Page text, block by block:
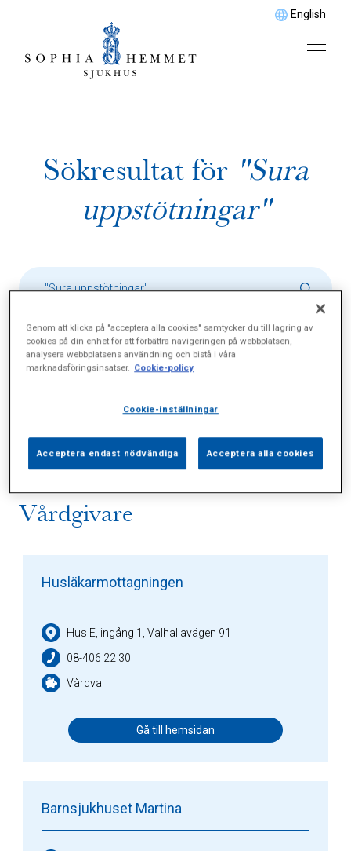
English
Sökresultat för "Sura
uppstötningar"
Vårdgivare
Husläkarmottagningen
Hus E, ingång 1, Valhallavägen 91
08-406 22 30
Vårdval
Gå till hemsidan
Barnsjukhuset Martina
Genom att klicka på "acceptera alla cookies" samtycker du till lagring av
cookies på din enhet för att förbättra navigeringen på webbplatsen,
analysera webbplatsens användning och bistå i våra
marknadsföringsinsatser. Cookie-policy
Cookie-inställningar
Acceptera endast nödvändiga Acceptera alla cookies